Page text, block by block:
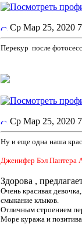
Ср Мар 25, 2020
Перекур после
Ср Мар 25, 2020
Ну и еще одна наша
Дженифер Бэл Пантера
Здорова ,
Очень красивая
смыкание клыков.
Отличным строением
Море куража и